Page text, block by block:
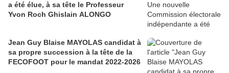
a été élue, à sa tête le Professeur
Yvon Roch Ghislain ALONGO
Jean Guy Blaise MAYOLAS candidat à
sa propre succession à la tête de la
FECOFOOT pour le mandat 2022-2026